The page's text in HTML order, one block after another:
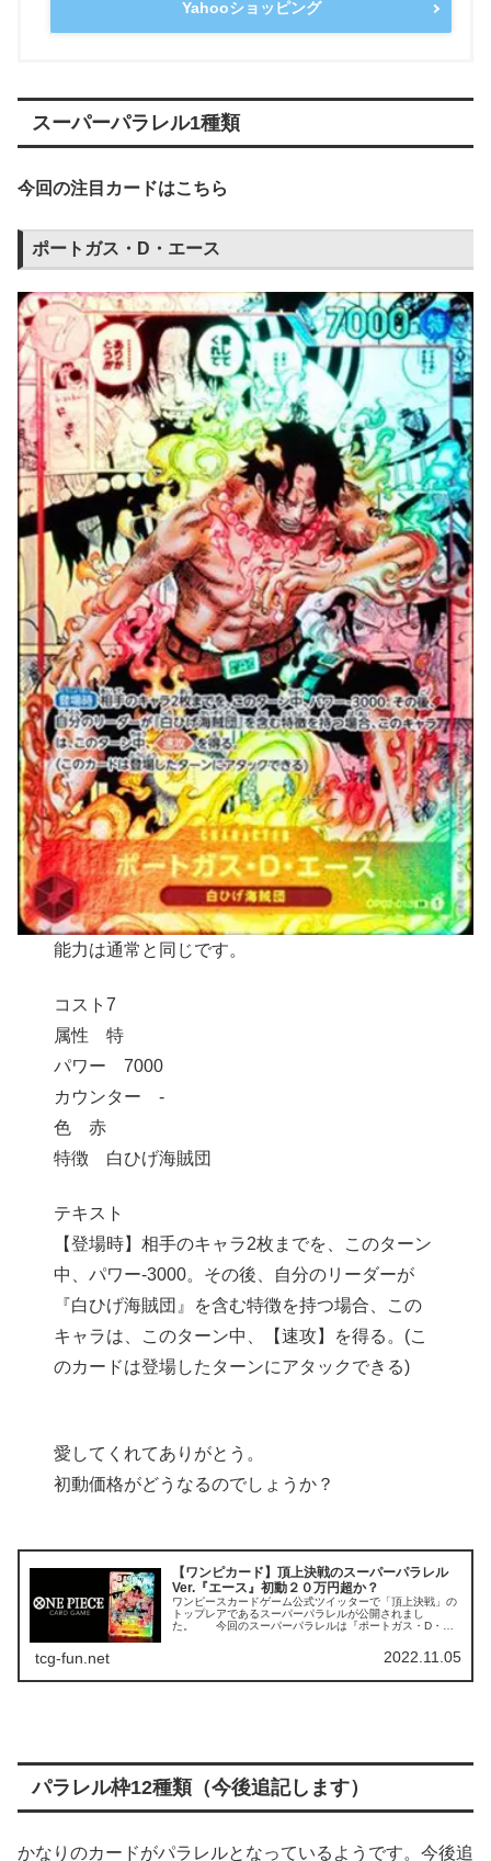
Yahooショッピング
スーパーパラレル1種類
今回の注目カードはこちら
ポートガス・D・エース
能力は通常と同じです。
コスト7
属性 特
パワー 7000
カウンター -
色 赤
特徴 白ひげ海賊団
テキスト
【登場時】相手のキャラ2枚までを、このターン
中、パワー-3000。その後、自分のリーダーが
『白ひげ海賊団』を含む特徴を持つ場合、この
キャラは、このターン中、【速攻】を得る。(こ
のカードは登場したターンにアタックできる)
愛してくれてありがとう。
初動価格がどうなるのでしょうか？
【ワンピカード】頂上決戦のスーパーパラレル
Ver.『エース』初動２０万円超か？
ワンピースカードゲーム公式ツイッターで「頂上決戦」の
トップレアであるスーパーパラレルが公開されまし
た。 今回のスーパーパラレルは『ポートガス・D・エ
tcg-fun.net 2022.11.05
パラレル枠12種類（今後追記します）
かなりのカードがパラレルとなっているようです。今後追